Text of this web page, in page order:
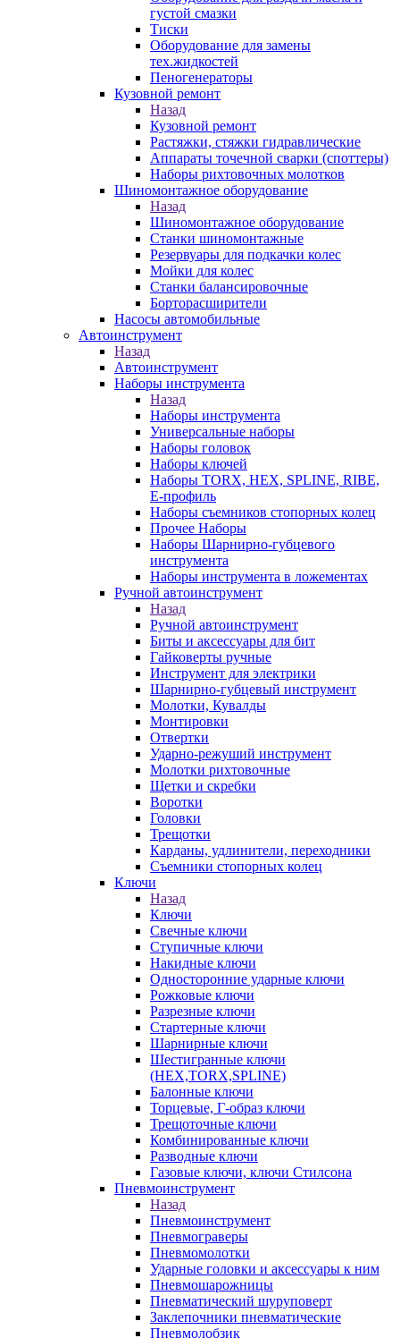
густой смазки
Тиски
Оборудование для замены
тех.жидкостей
Пеногенераторы
Кузовной ремонт
Назад
Кузовной ремонт
Растяжки, стяжки гидравлические
Аппараты точечной сварки (споттеры)
Наборы рихтовочных молотков
Шиномонтажное оборудование
Назад
Шиномонтажное оборудование
Станки шиномонтажные
Резервуары для подкачки колес
Мойки для колес
Станки балансировочные
Борторасширители
Насосы автомобильные
Автоинструмент
Назад
Автоинструмент
Наборы инструмента
Назад
Наборы инструмента
Универсальные наборы
Наборы головок
Наборы ключей
Наборы TORX, HEX, SPLINE, RIBE,
E-профиль
Наборы съемников стопорных колец
Прочее Наборы
Наборы Шарнирно-губцевого
инструмента
Наборы инструмента в ложементах
Ручной автоинструмент
Назад
Ручной автоинструмент
Биты и аксессуары для бит
Гайковерты ручные
Инструмент для электрики
Шарнирно-губцевый инструмент
Молотки, Кувалды
Монтировки
Отвертки
Ударно-режуший инструмент
Молотки рихтовочные
Щетки и скребки
Воротки
Головки
Трещотки
Карданы, удлинители, переходники
Съемники стопорных колец
Ключи
Назад
Ключи
Свечные ключи
Ступичные ключи
Накидные ключи
Односторонние ударные ключи
Рожковые ключи
Разрезные ключи
Стартерные ключи
Шарнирные ключи
Шестигранные ключи
(HEX,TORX,SPLINE)
Балонные ключи
Торцевые, Г-образ ключи
Трещоточные ключи
Комбинированные ключи
Разводные ключи
Газовые ключи, ключи Стилсона
Пневмоинструмент
Назад
Пневмоинструмент
Пневмограверы
Пневмомолотки
Ударные головки и аксессуары к ним
Пневмошарожницы
Пневматический шуруповерт
Заклепочники пневматические
Пневмолобзик